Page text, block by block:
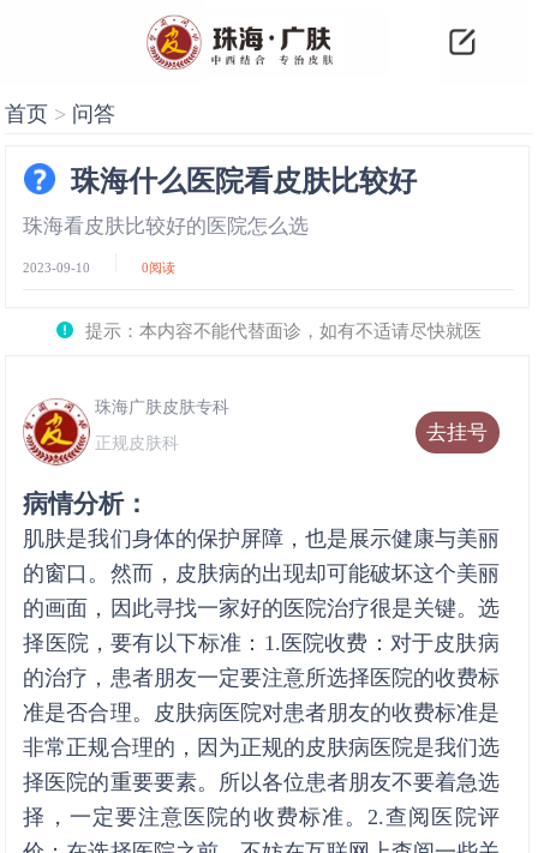
首页 > 问答
珠海什么医院看皮肤比较好
珠海看皮肤比较好的医院怎么选
2023-09-10 0阅读
提示：本内容不能代替面诊，如有不适请尽快就医
去挂号
珠海广肤皮肤专科
正规皮肤科
病情分析：
肌肤是我们身体的保护屏障，也是展示健康与美丽
的窗口。然而，皮肤病的出现却可能破坏这个美丽
的画面，因此寻找一家好的医院治疗很是关键。选
择医院，要有以下标准：1.医院收费：对于皮肤病
的治疗，患者朋友一定要注意所选择医院的收费标
准是否合理。皮肤病医院对患者朋友的收费标准是
非常正规合理的，因为正规的皮肤病医院是我们选
择医院的重要要素。所以各位患者朋友不要着急选
择，一定要注意医院的收费标准。2.查阅医院评